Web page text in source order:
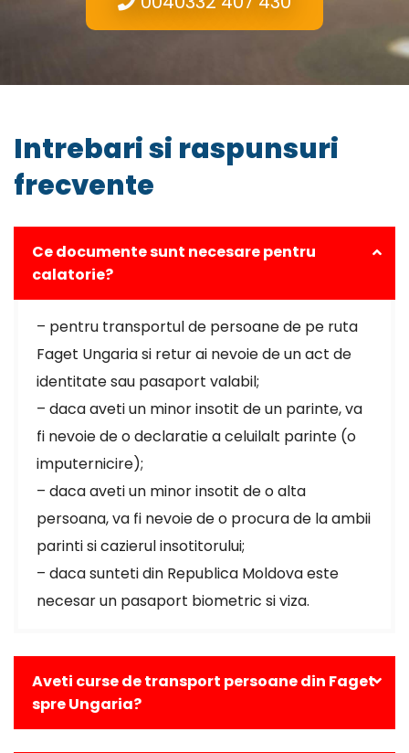
Intrebari si raspunsuri
frecvente
Ce documente sunt necesare pentru
calatorie?
– pentru transportul de persoane de pe ruta
Faget Ungaria si retur ai nevoie de un act de
identitate sau pasaport valabil;
– daca aveti un minor insotit de un parinte, va
fi nevoie de o declaratie a celuilalt parinte (o
imputernicire);
– daca aveti un minor insotit de o alta
persoana, va fi nevoie de o procura de la ambii
parinti si cazierul insotitorului;
– daca sunteti din Republica Moldova este
necesar un pasaport biometric si viza.
Aveti curse de transport persoane din Faget
spre Ungaria?